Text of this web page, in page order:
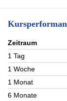
Zeitraum
1 Tag
1 Woche
1 Monat
6 Monate